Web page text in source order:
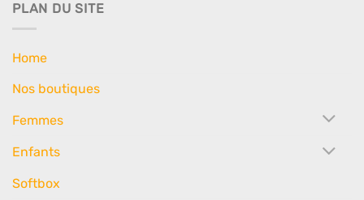
PLAN DU SITE
Home
Nos boutiques
Femmes
Enfants
Softbox